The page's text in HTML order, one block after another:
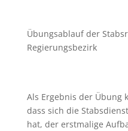
Übungsablauf der
Regierungsbezirk
Als Ergebnis der Übung
dass sich die
hat, der erstmalige